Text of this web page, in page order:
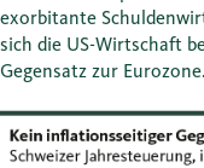
exorbitante
sich die US-Wirtschaft
Gegensatz zur Eurozone.